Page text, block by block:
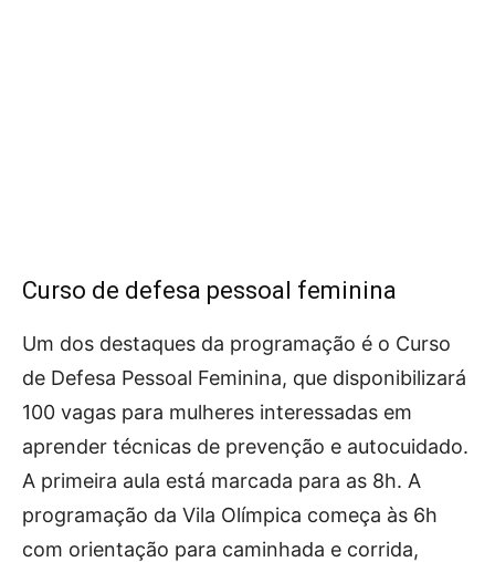
Curso de defesa pessoal feminina
Um dos destaques da programação é o Curso
de Defesa Pessoal Feminina, que disponibilizará
100 vagas para mulheres interessadas em
aprender técnicas de prevenção e autocuidado.
A primeira aula está marcada para as 8h. A
programação da Vila Olímpica começa às 6h
com orientação para caminhada e corrida,